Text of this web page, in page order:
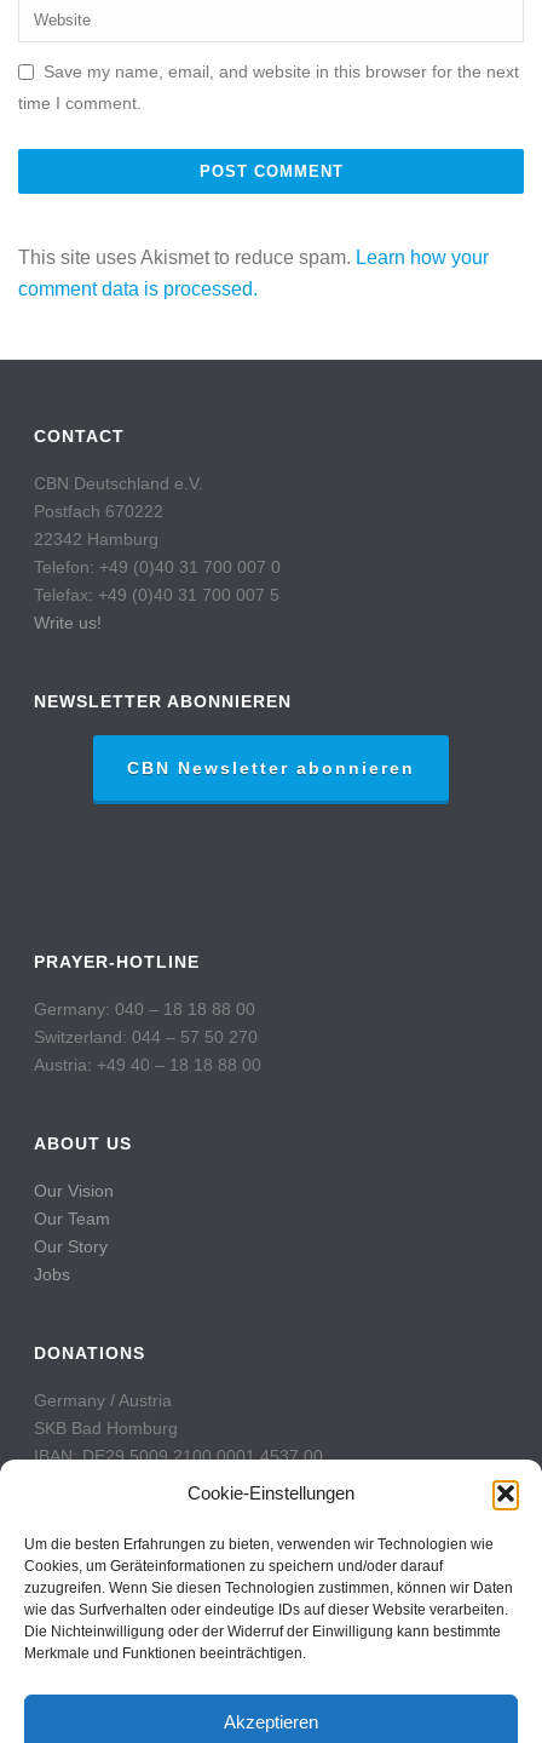
Cookie-Einstellungen
Um die besten Erfahrungen zu bieten, verwenden wir Technologien wie
Cookies, um Geräteinformationen zu speichern und/oder darauf
zuzugreifen. Wenn Sie diesen Technologien zustimmen, können wir Daten
wie das Surfverhalten oder eindeutige IDs auf dieser Website verarbeiten.
Die Nichteinwilligung oder der Widerruf der Einwilligung kann bestimmte
Merkmale und Funktionen beeinträchtigen.
Akzeptieren
Save my name, email, and website in this browser for the next
time I comment.
This site uses Akismet to reduce spam. Learn how your
comment data is processed.
CONTACT
CBN Deutschland e.V.
Postfach 670222
22342 Hamburg
Telefon: +49 (0)40 31 700 007 0
Telefax: +49 (0)40 31 700 007 5
Write us!
NEWSLETTER ABONNIEREN
CBN Newsletter abonnieren
PRAYER-HOTLINE
Germany: 040 – 18 18 88 00
Switzerland: 044 – 57 50 270
Austria: +49 40 – 18 18 88 00
ABOUT US
Our Vision
Our Team
Our Story
Jobs
DONATIONS
Germany / Austria
SKB Bad Homburg
IBAN: DE29 5009 2100 0001 4537 00
BIC: GENODE51BH2
Switzerland
PostFinance
Konto: 60-742493-7
IBAN: CH31 0900 0000 6074 2493 7
BIC: POFICHBEXXX